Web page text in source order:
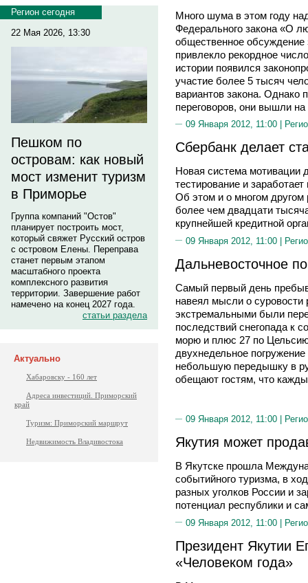
Регион сегодня
22 Мая 2026, 13:30
Пешком по
островам: как новый
мост изменит туризм
в Приморье
Группа компаний "Остов"
планирует построить мост,
который свяжет Русский остров
с островом Елены. Переправа
станет первым этапом
масштабного проекта
комплексного развития
территории. Завершение работ
намечено на конец 2027 года.
статьи раздела
Актуально
Хабаровску - 160 лет
Адреса инвестиций. Приморский
край
Туризм: Приморский маршрут
Недвижимость Владивостока
Много шума в этом году
Федерального закона «О
общественное
привлекло рекордное
истории появился
участие более 5 тысяч
вариантов закона. Однако
переговоров, они вышли
09 Января 2012, 11:00 |
Сбербанк делает
Новая система мотивации
тестирование и
Об этом и о многом другом
более чем двадцати
крупнейшей кредитной
09 Января 2012, 11:00 |
Дальневосточное
Самый первый день
навеял мысли о
экстремальными были
последствий снегопада к
морю и плюс 27 по
двухнедельное
небольшую передышку в
обещают гостям, что
09 Января 2012, 11:00 |
Якутия может
В Якутске прошла
событийного туризма, в
разных уголков России и
потенциал республики и
09 Января 2012, 11:00 |
Президент Якутии
«Человеком года»